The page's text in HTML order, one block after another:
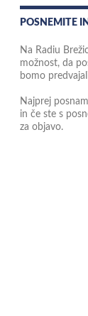
POSNEMITE
Na Radiu
možnost, da
bomo
Najprej
in če ste s
za objavo.